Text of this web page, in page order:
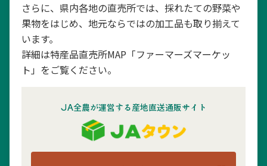
さらに、県内各地の直売所では、採れたての野菜や
果物をはじめ、地元ならではの加工品も取り揃えて
います。
詳細は特産品直売所MAP「ファーマーズマーケッ
ト」をご覧ください。
JA全農が運営する産地直送通販サイト